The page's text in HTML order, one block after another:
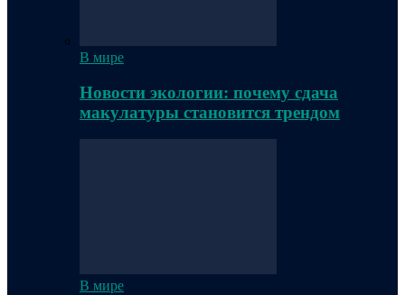
В мире
Новости экологии: почему сдача
макулатуры становится трендом
В мире